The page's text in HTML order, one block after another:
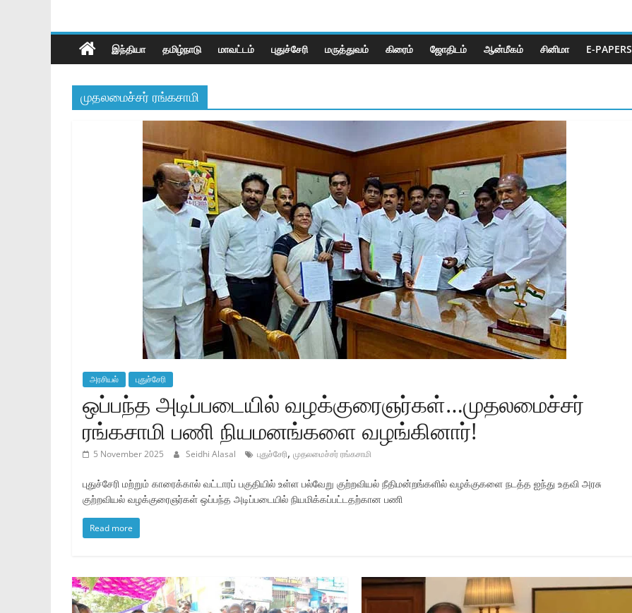
இந்தியா தமிழ்நாடு மாவட்டம் புதுச்சேரி மருத்துவம் கிரைம் ஜோ‌திட‌ம் ஆன்மீகம் சினிமா E-PAPERS
முதலமைச்சர் ரங்கசாமி
அரசியல் புதுச்சேரி
ஒப்பந்த அடிப்படையில் வழக்குரைஞர்கள்…முதலமைச்சர்
ரங்கசாமி பணி நியமனங்களை வழங்கினார்!
5 November 2025 Seidhi Alasal புதுச்சேரி, முதலமைச்சர் ரங்கசாமி
புதுச்சேரி மற்றும் காரைக்கால் வட்டாரப் பகுதியில் உள்ள பல்வேறு குற்றவியல் நீதிமன்றங்களில் வழக்குகளை நடத்த ஐந்து உதவி அரசு
குற்றவியல் வழக்குரைஞர்கள் ஒப்பந்த அடிப்படையில் நியமிக்கப்பட்டதற்கான பணி
Read more